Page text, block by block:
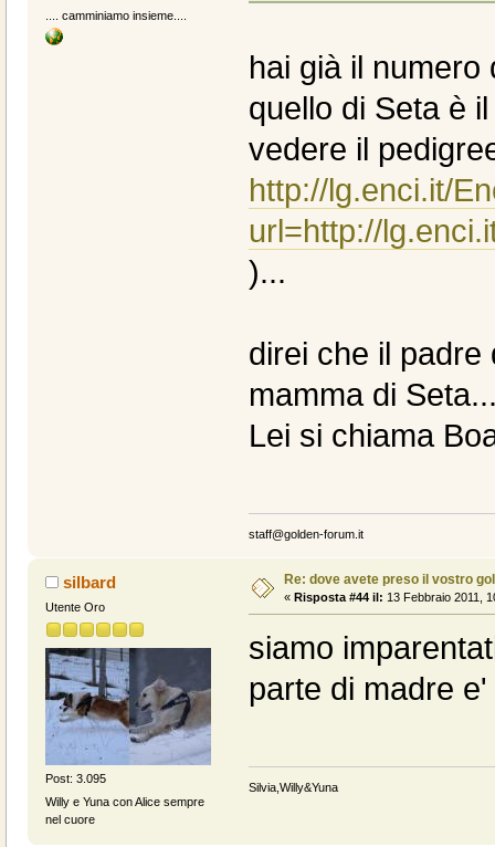
.... camminiamo insieme....
hai già il numero
quello di Seta è
vedere il
http://lg.enci.it/
url=http://
)...
direi che il padre
mamma di
Lei si chiama
staff@golden-forum.it
silbard
Utente Oro
Post: 3.095
Willy e Yuna con Alice sempre
nel cuore
Re: dove avete preso il vostro
« Risposta #44 il: 13 Febbraio 2011,
siamo
parte di madre
Silvia,Willy&Yuna